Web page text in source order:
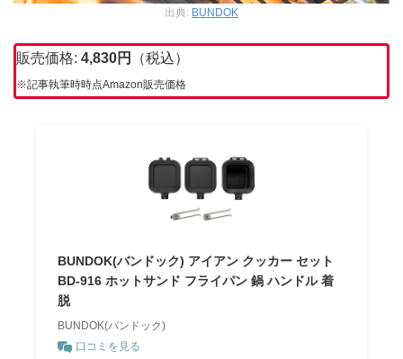
出典: BUNDOK
販売価格: 4,830円 （税込）
※記事執筆時時点Amazon販売価格
BUNDOK(バンドック) アイアン クッカー セット
BD-916 ホットサンド フライパン 鍋 ハンドル 着
脱
BUNDOK(バンドック)
口コミを見る